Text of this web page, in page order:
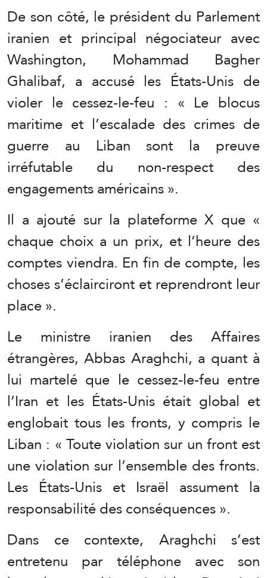
De son côté, le président du Parlement
iranien et principal négociateur avec
Washington, Mohammad Bagher
Ghalibaf, a accusé les États-Unis de
violer le cessez-le-feu : « Le blocus
maritime et l’escalade des crimes de
guerre au Liban sont la preuve
irréfutable du non-respect des
engagements américains ».
Il a ajouté sur la plateforme X que «
chaque choix a un prix, et l’heure des
comptes viendra. En fin de compte, les
choses s’éclairciront et reprendront leur
place ».
Le ministre iranien des Affaires
étrangères, Abbas Araghchi, a quant à
lui martelé que le cessez-le-feu entre
l’Iran et les États-Unis était global et
englobait tous les fronts, y compris le
Liban : « Toute violation sur un front est
une violation sur l’ensemble des fronts.
Les États-Unis et Israël assument la
responsabilité des conséquences ».
Dans ce contexte, Araghchi s’est
entretenu par téléphone avec son